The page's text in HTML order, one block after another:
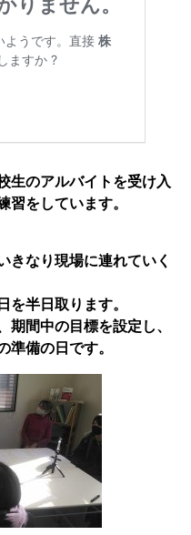
生のアルバイトを受け入
習をしています。
きなり現場に連れていく
を半日取ります。
期間中の目標を設定し、
準備の日です。